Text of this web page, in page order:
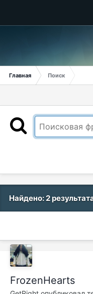
Главная Поиск
Найдено: 2
FrozenHearts